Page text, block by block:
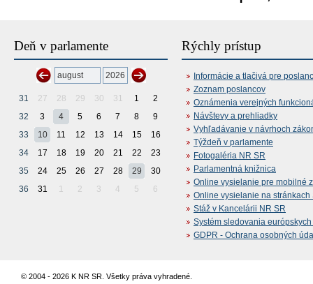
Deň v parlamente
31 27 28 29 30 31 1
2
32
3 4 5 6 7 8
9
33
10 11 12 13 14 15
16
34
17 18 19 20 21 22
23
35
24 25 26 27 28 29
30
36
31 1 2 3 4 5 6
Rýchly prístup
Informácie a tlačivá pre
Zoznam poslancov
Oznámenia verejných
Návštevy a prehliadky
Vyhľadávanie v návrhoch
Týždeň v parlamente
Fotogaléria NR SR
Parlamentná knižnica
Online vysielanie pre mobilné
Online vysielanie na stránkach
Stáž v Kancelárii NR SR
Systém sledovania
GDPR - Ochrana osobných
© 2004 - 2026 K NR SR. Všetky práva vyhradené.